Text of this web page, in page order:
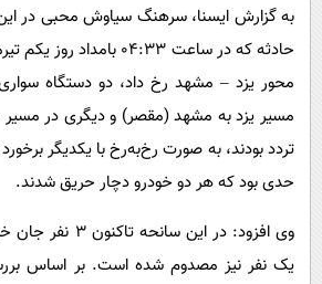
سرگرمی
فناوری
گوناگون
محیط زیست
پیامک
روانشناسی
آشپزی
به گزارش ایسنا، سرهنگ سیاوش محبی در این
محور یزد – مشهد رخ داد، دو دستگاه
مسیر یزد به مشهد (مقصر) و دیگری در مسیر
تردد بودند، به صورت رخ‌به‌رخ با یکدیگر
حدی بود که هر دو خودرو دچار حریق شدند.
وی افزود: در این